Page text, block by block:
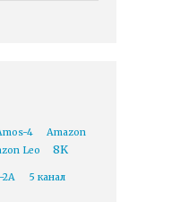
4
Amazon
Leo 8K
2A
5 канал